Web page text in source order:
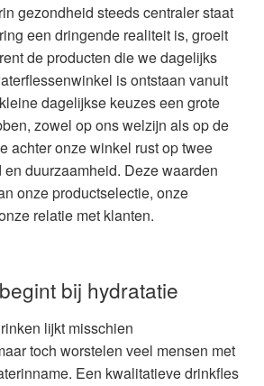
gezondheid steeds centraler staat
een dringende realiteit is, groeit
de producten die we dagelijks
is ontstaan vanuit
dagelijkse keuzes een grote
zowel op ons welzijn als op de
achter onze winkel rust op twee
duurzaamheid. Deze waarden
onze productselectie, onze
relatie met klanten.
bij hydratatie
lijkt misschien
toch worstelen veel mensen met
Een kwalitatieve drinkfles